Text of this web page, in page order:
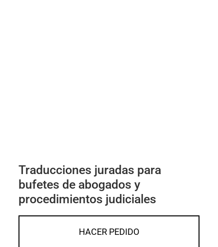
Traducciones juradas para
bufetes de abogados y
procedimientos judiciales
HACER PEDIDO